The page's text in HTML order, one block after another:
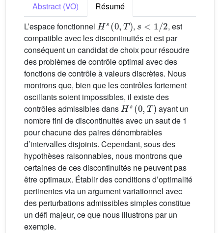
Abstract (VO)
Résumé
L’espace fonctionnel
,
s<1/2
, est
compatible avec les discontinuités et est par
conséquent un candidat de choix pour résoudre
des problèmes de contrôle optimal avec des
fonctions de contrôle à valeurs discrètes. Nous
montrons que, bien que les contrôles fortement
oscillants soient impossibles, il existe des
contrôles admissibles dans
H s(0,T)
ayant un
nombre fini de discontinuités avec un saut de 1
pour chacune des paires dénombrables
d’intervalles disjoints. Cependant, sous des
hypothèses raisonnables, nous montrons que
certaines de ces discontinuités ne peuvent pas
être optimaux. Établir des conditions d’optimalité
pertinentes via un argument variationnel avec
des perturbations admissibles simples constitue
un défi majeur, ce que nous illustrons par un
exemple.